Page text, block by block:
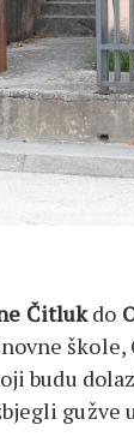
Čitlukdo
škole,
budu
gužve